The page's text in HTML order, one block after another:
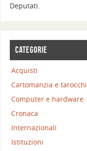
Deputati.
CATEGORIE
Acquisti
Cartomanzia e tarocchi
Computer e hardware
Cronaca
Internazionali
Istituzioni